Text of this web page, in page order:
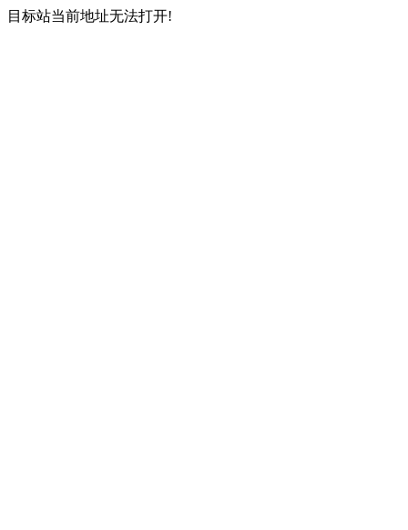
目标站当前地址无法打开!